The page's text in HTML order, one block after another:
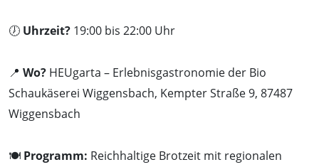
🕖 Uhrzeit? 19:00 bis 22:00 Uhr
📍 Wo? HEUgarta – Erlebnisgastronomie der Bio
Schaukäserei Wiggensbach, Kempter Straße 9, 87487
Wiggensbach
🍽️ Programm: Reichhaltige Brotzeit mit regionalen